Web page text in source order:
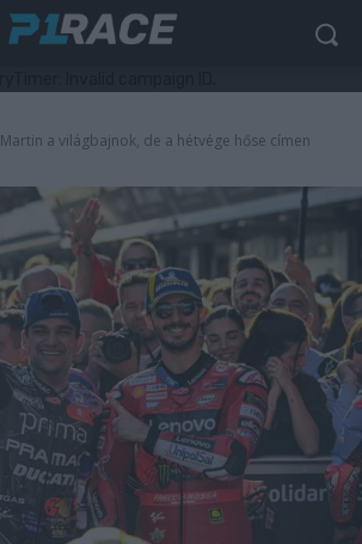
Martin a világbajnok, de a hétvége hőse címen